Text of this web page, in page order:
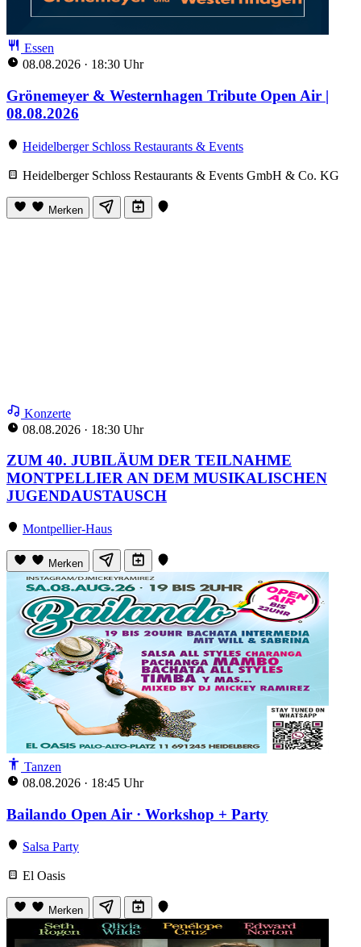
Essen
08.08.2026 · 18:30 Uhr
Grönemeyer & Westernhagen Tribute Open Air |
08.08.2026
Heidelberger Schloss Restaurants & Events
Heidelberger Schloss Restaurants & Events GmbH & Co. KG
Merken
Konzerte
08.08.2026 · 18:30 Uhr
ZUM 40. JUBILÄUM DER TEILNAHME
MONTPELLIER AN DEM MUSIKALISCHEN
JUGENDAUSTAUSCH
Montpellier-Haus
Merken
Tanzen
08.08.2026 · 18:45 Uhr
Bailando Open Air · Workshop + Party
Salsa Party
El Oasis
Merken